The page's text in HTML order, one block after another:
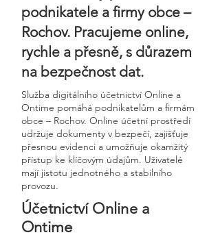
podnikatele a firmy obce –
Rochov. Pracujeme online,
rychle a přesně, s důrazem
na bezpečnost dat.
Služba digitálního účetnictví Online a
Ontime pomáhá podnikatelům a firmám
obce – Rochov. Online účetní prostředí
udržuje dokumenty v bezpečí, zajišťuje
přesnou evidenci a umožňuje okamžitý
přístup ke klíčovým údajům. Uživatelé
mají jistotu jednotného a stabilního
provozu.
Účetnictví Online a
Ontime